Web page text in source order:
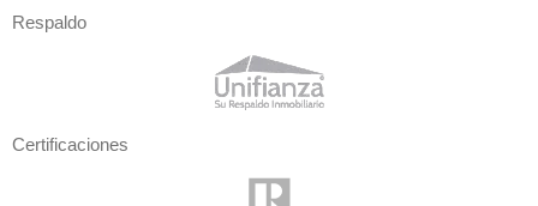
Respaldo
Certificaciones